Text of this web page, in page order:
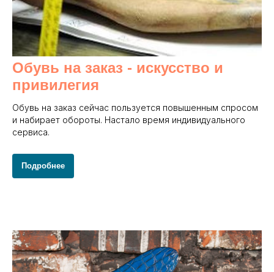
Обувь на заказ - искусство и
привилегия
Обувь на заказ сейчас пользуется повышенным спросом
и набирает обороты. Настало время индивидуального
сервиса.
Подробнее